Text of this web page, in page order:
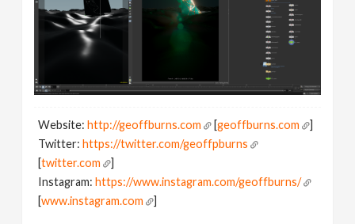
Website:http://geoffburns.com [geoffburns.com
]
Twitter:https://twitter.com/geoffpburns
[twitter.com
]
Instagram:https://www.instagram.com/geoffburns/
[www.instagram.com ]